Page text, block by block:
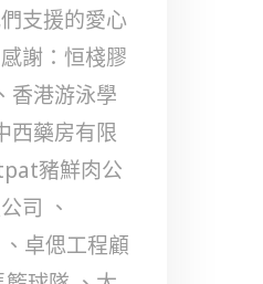
支援的愛心
謝：恒棧膠
香港游泳學
西藥房有限
豬鮮肉公
司 、
卓偲工程顧